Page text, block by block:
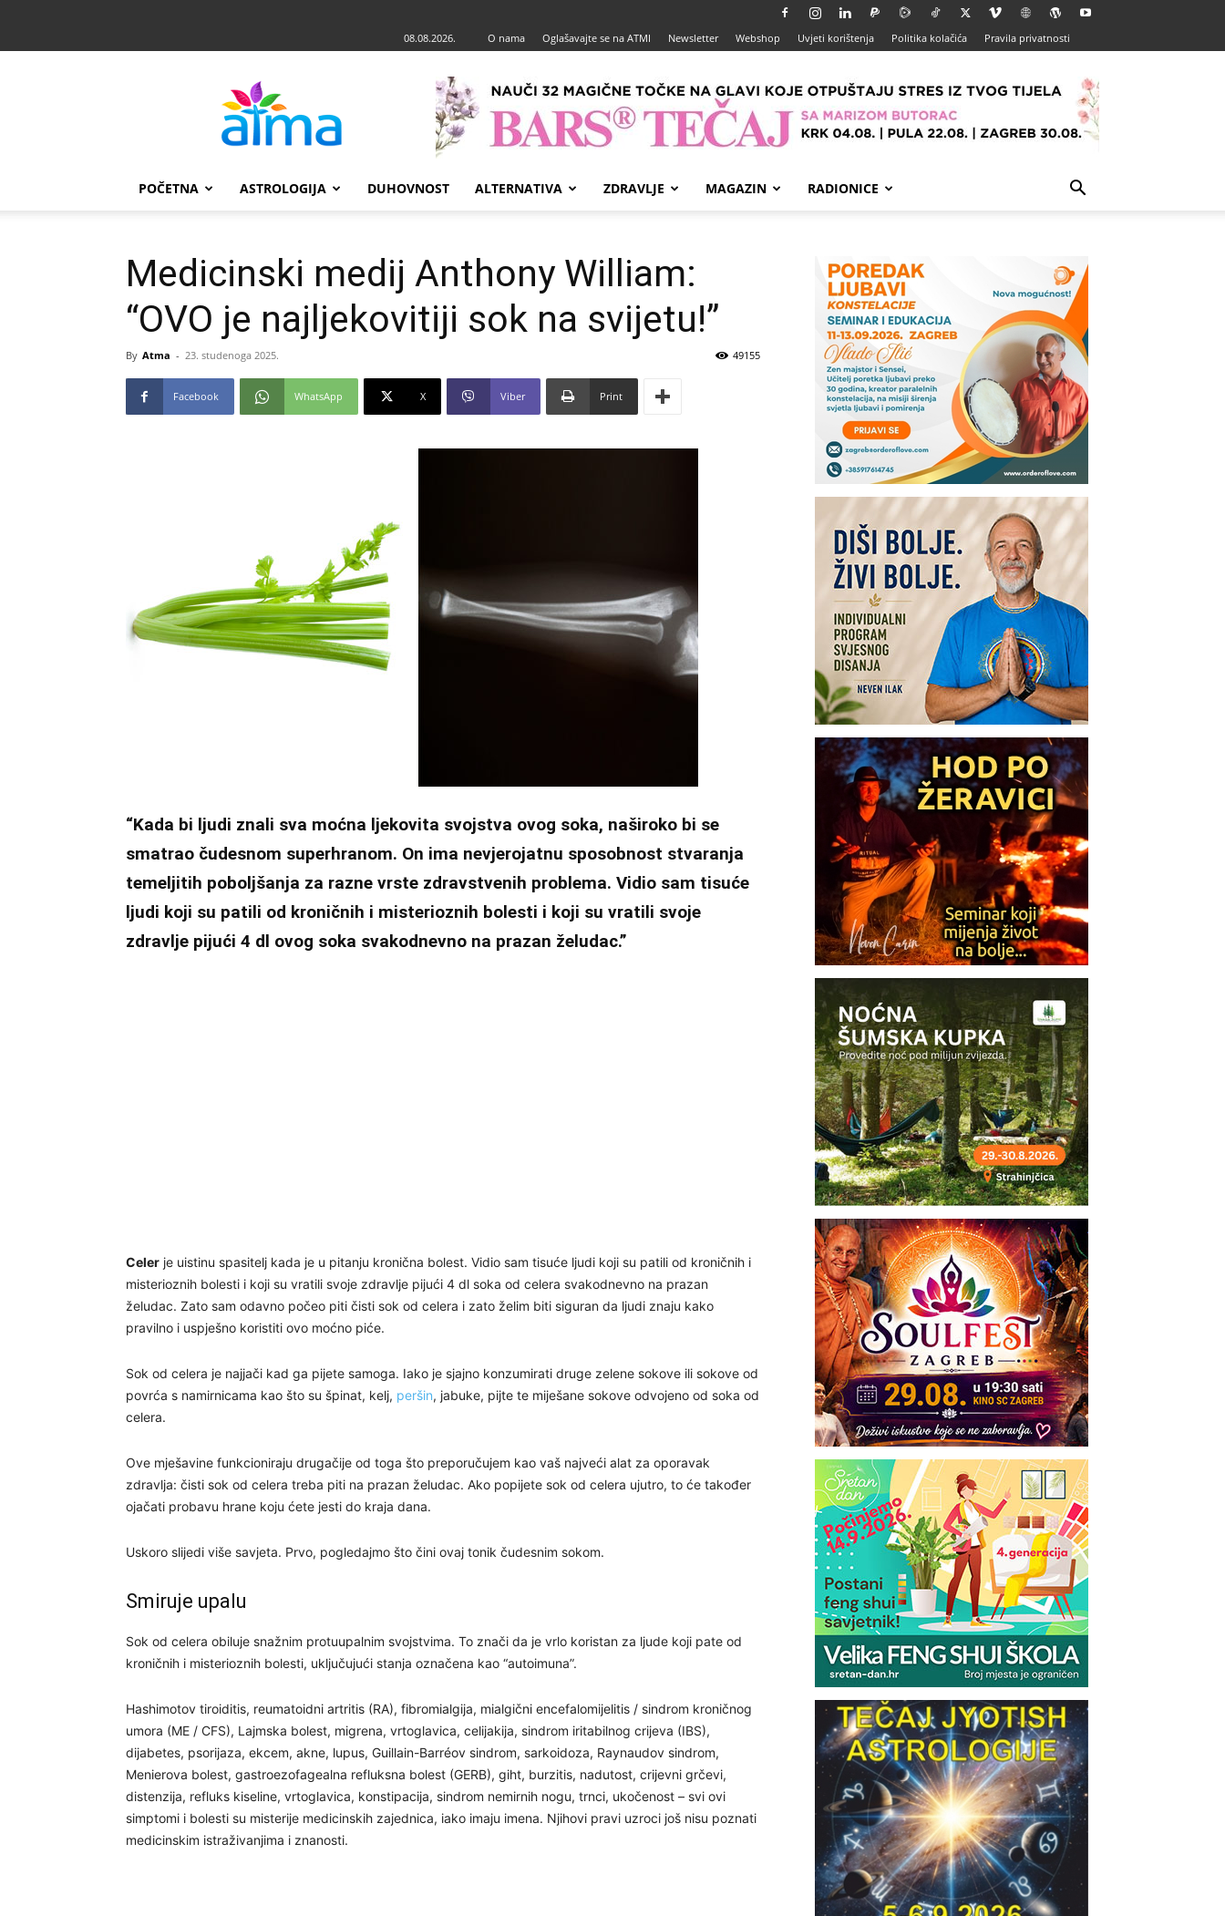
08.08.2026. O nama Oglašavajte se na ATMI Newsletter Webshop Uvjeti korištenja Politika kolačića Pravila privatnosti
POČETNA ASTROLOGIJA DUHOVNOST ALTERNATIVA ZDRAVLJE MAGAZIN RADIONICE
Medicinski medij Anthony William:
“OVO je najljekovitiji sok na svijetu!”
By Atma - 23. studenoga 2025. 49155
Facebook WhatsApp X Viber Print
“Kada bi ljudi znali sva moćna ljekovita svojstva ovog soka, naširoko bi se
smatrao čudesnom superhranom. On ima nevjerojatnu sposobnost stvaranja
temeljitih poboljšanja za razne vrste zdravstvenih problema. Vidio sam tisuće
ljudi koji su patili od kroničnih i misterioznih bolesti i koji su vratili svoje
zdravlje pijući 4 dl ovog soka svakodnevno na prazan želudac.”
Celer je uistinu spasitelj kada je u pitanju kronična bolest. Vidio sam tisuće ljudi koji su patili od kroničnih i
misterioznih bolesti i koji su vratili svoje zdravlje pijući 4 dl soka od celera svakodnevno na prazan
želudac. Zato sam odavno počeo piti čisti sok od celera i zato želim biti siguran da ljudi znaju kako
pravilno i uspješno koristiti ovo moćno piće.
Sok od celera je najjači kad ga pijete samoga. Iako je sjajno konzumirati druge zelene sokove ili sokove od
povrća s namirnicama kao što su špinat, kelj, peršin, jabuke, pijte te miješane sokove odvojeno od soka od
celera.
Ove mješavine funkcioniraju drugačije od toga što preporučujem kao vaš najveći alat za oporavak
zdravlja: čisti sok od celera treba piti na prazan želudac. Ako popijete sok od celera ujutro, to će također
ojačati probavu hrane koju ćete jesti do kraja dana.
Uskoro slijedi više savjeta. Prvo, pogledajmo što čini ovaj tonik čudesnim sokom.
Smiruje upalu
Sok od celera obiluje snažnim protuupalnim svojstvima. To znači da je vrlo koristan za ljude koji pate od
kroničnih i misterioznih bolesti, uključujući stanja označena kao “autoimuna”.
Hashimotov tiroiditis, reumatoidni artritis (RA), fibromialgija, mialgični encefalomijelitis / sindrom kroničnog
umora (ME / CFS), Lajmska bolest, migrena, vrtoglavica, celijakija, sindrom iritabilnog crijeva (IBS),
dijabetes, psorijaza, ekcem, akne, lupus, Guillain-Barréov sindrom, sarkoidoza, Raynaudov sindrom,
Menierova bolest, gastroezofagealna refluksna bolest (GERB), giht, burzitis, nadutost, crijevni grčevi,
distenzija, refluks kiseline, vrtoglavica, konstipacija, sindrom nemirnih nogu, trnci, ukočenost – svi ovi
simptomi i bolesti su misterije medicinskih zajednica, iako imaju imena. Njihovi pravi uzroci još nisu poznati
medicinskim istraživanjima i znanosti.